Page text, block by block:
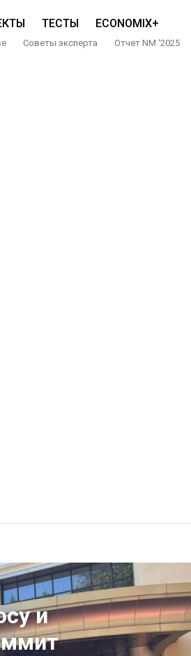
ТЕСТЫ ECONOMIX+
Советы эксперта Отчет NM ‘2025
и